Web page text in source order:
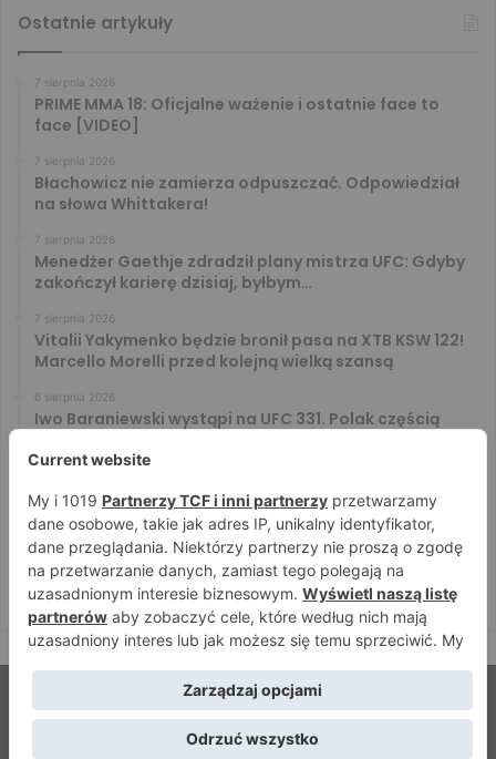
Ostatnie artykuły
7 sierpnia 2026
PRIME MMA 18: Oficjalne ważenie i ostatnie face to
face [VIDEO]
7 sierpnia 2026
Błachowicz nie zamierza odpuszczać. Odpowiedział
na słowa Whittakera!
7 sierpnia 2026
Menedżer Gaethje zdradził plany mistrza UFC: Gdyby
zakończył karierę dzisiaj, byłbym…
7 sierpnia 2026
Vitalii Yakymenko będzie bronił pasa na XTB KSW 122!
Marcello Morelli przed kolejną wielką szansą
6 sierpnia 2026
Iwo Baraniewski wystąpi na UFC 331. Polak częścią
Don Kasjo poznał rywala na FAME 32. Bartosz Szachta
przeciwnikiem Króla
6 sierpnia 2026
Niepokonany Włodarczyk zawalczy o ranking! Na XTB
KSW 122 zmierzy się z Paivą
© Strefamma.pl 2026, Wszelkie prawa zastrzeżone |
Home
Redakcja Kontakt